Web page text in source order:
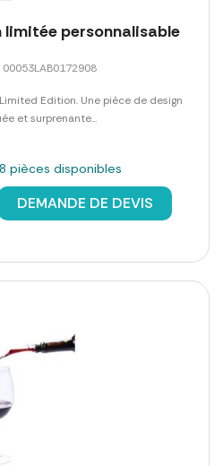
personnalisable
Edition. Une pièce de design
et surprenante...
pièces disponibles
DEMANDE DE DEVIS